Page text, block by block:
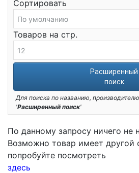
Сортировать
Товаров на стр.
Расширенный
поиск
Для поиска по названию,
'Расширенный поиск'
По данному запросу ничего не
Возможно товар имеет другой
попробуйте посмотреть
здесь